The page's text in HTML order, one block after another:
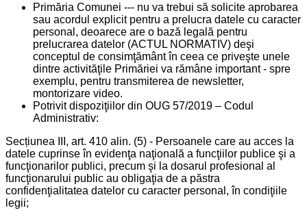
Primăria Comunei --- nu va trebui să solicite aprobarea
sau acordul explicit pentru a prelucra datele cu caracter
personal, deoarece are o bază legală pentru
prelucrarea datelor (ACTUL NORMATIV) deşi
conceptul de consimţământ în ceea ce priveşte unele
dintre activităţile Primăriei va rămâne important - spre
exemplu, pentru transmiterea de newsletter,
montorizare video.
Potrivit dispoziţiilor din OUG 57/2019 – Codul
Administrativ:
Secțiunea III, art. 410 alin. (5) - Persoanele care au acces la
datele cuprinse în evidenţa naţională a funcţiilor publice şi a
funcţionarilor publici, precum şi la dosarul profesional al
funcţionarului public au obligaţia de a păstra
confidenţialitatea datelor cu caracter personal, în condiţiile
legii;